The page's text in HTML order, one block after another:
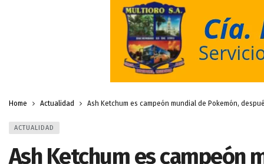
UTMACH fortalece la formación especializada
Unidad Popular confirma acuerdo político con
Delegación de El Oro fiscaliza propaganda
Danilo Palacios junto a su esposa lució el lazo
Home Actualidad Ash Ketchum es campeón mundial de Pokemón,
ACTUALIDAD
Ash Ketchum es campeón